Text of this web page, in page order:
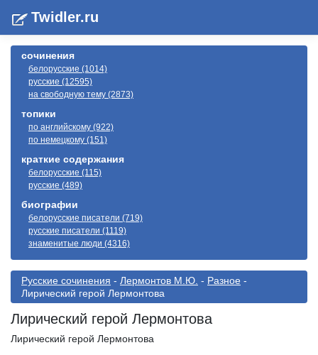
Twidler.ru
сочинения
белорусские (1014)
русские (12595)
на свободную тему (2873)
топики
по английскому (922)
по немецкому (151)
краткие содержания
белорусские (115)
русские (489)
биографии
белорусские писатели (719)
русские писатели (1119)
знаменитые люди (4316)
Русские сочинения - Лермонтов М.Ю. - Разное -
Лирический герой Лермонтова
Лирический герой Лермонтова
Лирический герой Лермонтова